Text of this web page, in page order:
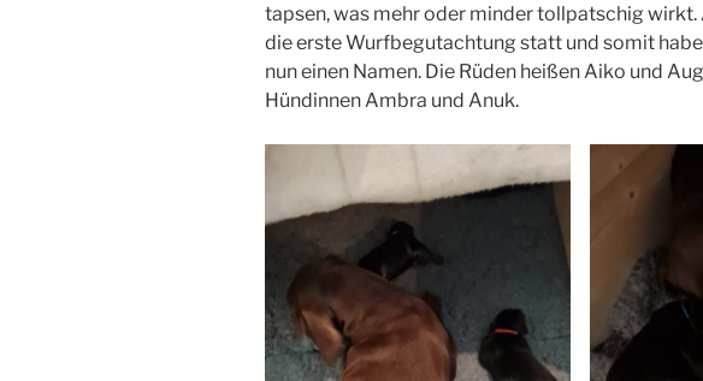
tapsen, was mehr oder minder tollpatschig
die erste Wurfbegutachtung statt und somit
nun einen Namen. Die Rüden heißen Aiko und
Hündinnen Ambra und Anuk.